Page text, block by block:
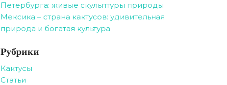
Петербурга: живые скульптуры природы
Мексика – страна кактусов: удивительная
природа и богатая культура
Рубрики
Кактусы
Статьи